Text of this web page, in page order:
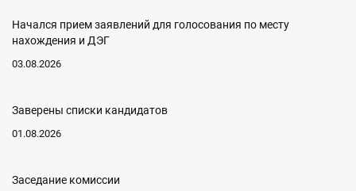
Начался прием заявлений для голосования по месту
нахождения и ДЭГ
03.08.2026
Заверены списки кандидатов
01.08.2026
Заседание комиссии